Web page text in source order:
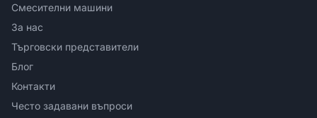
Смесителни машини
За нас
Търговски представители
Блог
Контакти
Често задавани въпроси